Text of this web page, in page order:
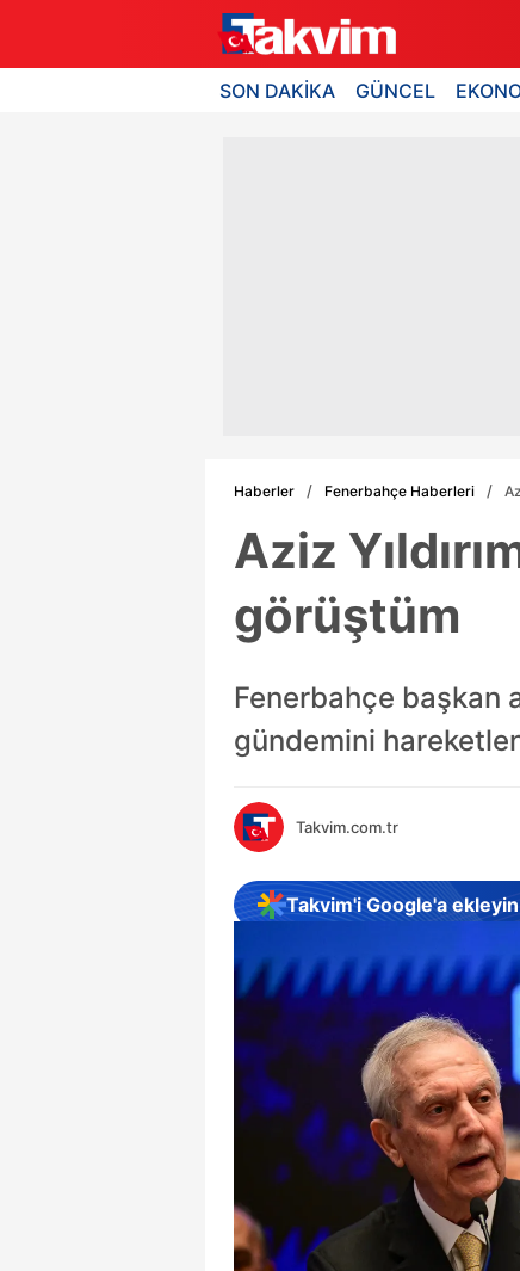
SON DAKİKA GÜNCEL
Haberler Fenerbahçe Haberleri
Aziz
görüştüm
Fenerbahçe başkan
gündemini
Takvim.com.tr
Takvim'i Google'a